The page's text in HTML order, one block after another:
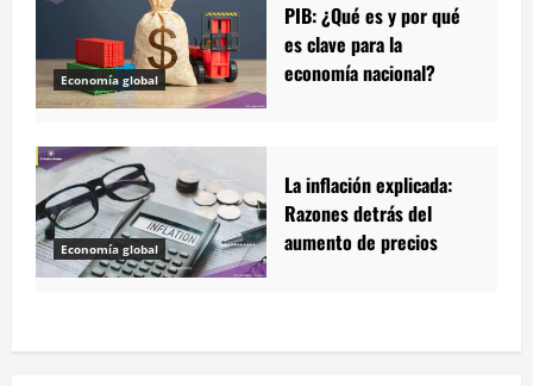
Economía global
PIB: ¿Qué es y por qué
es clave para la
economía nacional?
Economía global
La inflación explicada:
Razones detrás del
aumento de precios